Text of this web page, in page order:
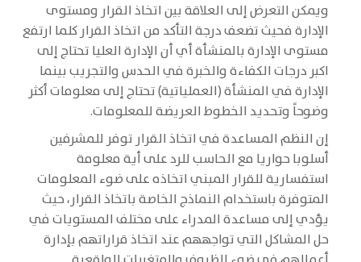
ويمكن التعرض إلى العلاقة بين اتخاذ القرار ومستوى
الإدارة فحيث تضعف درجة التأكد من اتخاذ القرار كلما ارتفع
مستوى الإدارة بالمنشأة أي أن الإدارة العليا تحتاج إلى
اكبر درجات الكفاءة والخبرة في الحدس والتجريب بينما
الإدارة في المنشأة (العملياتية) تحتاج إلى معلومات أكثر
وضوحاً وتحديد الخطوط العريضة للمعلومات.
إن النظم المساعدة في اتخاذ القرار توفر للمشرفين
أسلوبا حواريا مع الحاسب للرد على أية معلومة
استفسارية للقرار المبني اتخاذه على ضوء المعلومات
المتوفرة باستخدام النماذج الخاصة باتخاذ القرار، حيث
يؤدي إلى مساعدة المدراء على مختلف المستويات في
حل المشاكل التي تواجههم عند اتخاذ قراراتهم بإدارة